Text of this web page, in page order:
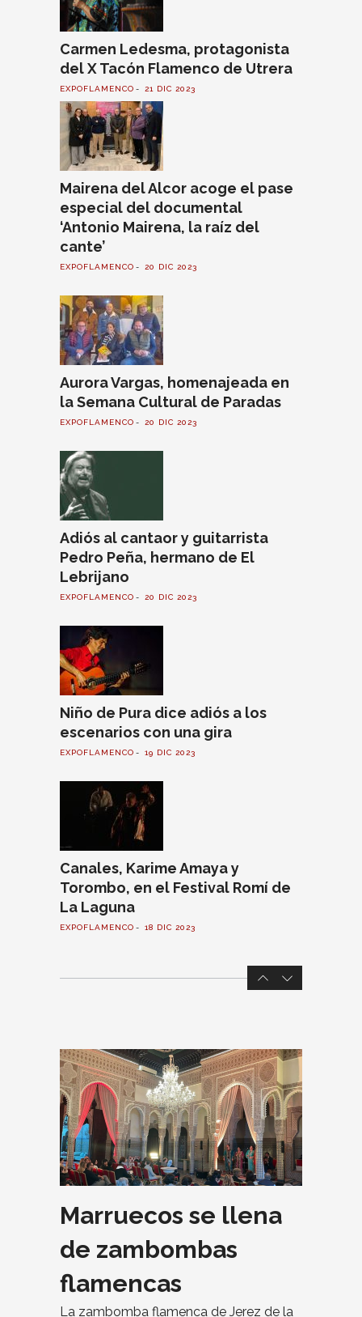
Carmen Ledesma, protagonista
del X Tacón Flamenco de Utrera
EXPOFLAMENCO 21 DIC 2023
Mairena del Alcor acoge el pase
especial del documental
‘Antonio Mairena, la raíz del
cante’
EXPOFLAMENCO 20 DIC 2023
Aurora Vargas, homenajeada en
la Semana Cultural de Paradas
EXPOFLAMENCO 20 DIC 2023
Adiós al cantaor y guitarrista
Pedro Peña, hermano de El
Lebrijano
EXPOFLAMENCO 20 DIC 2023
Niño de Pura dice adiós a los
escenarios con una gira
EXPOFLAMENCO 19 DIC 2023
Canales, Karime Amaya y
Torombo, en el Festival Romí de
La Laguna
EXPOFLAMENCO 18 DIC 2023
Marruecos se llena
de zambombas
flamencas
La zambomba flamenca de Jerez de la